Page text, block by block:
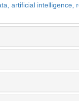
artificial intelligence,